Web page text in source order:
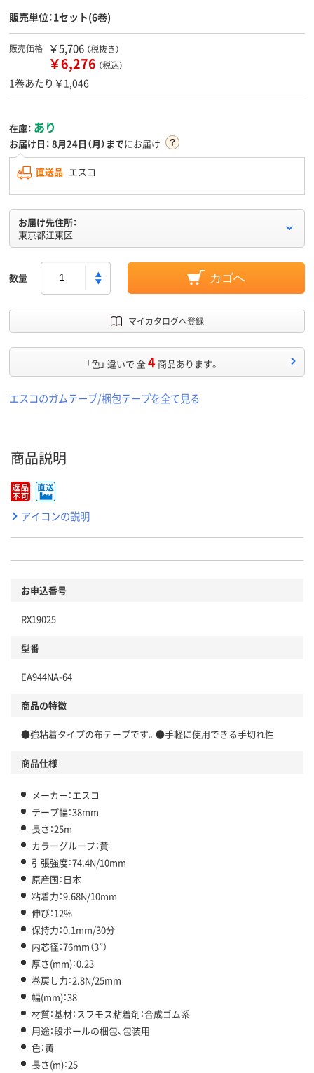
販売単位：1セット(6巻)
販売価格 ￥5,706 （税抜き）
￥6,276 （税込）
1巻あたり￥1,046
在庫： あり
お届け日： 8月24日（月）までにお届け
直送品 エスコ
お届け先住所：
東京都江東区
数量 カゴへ
マイカタログへ登録
「色」 違いで 全4 商品あります。
エスコのガムテープ/梱包テープを全て見る
商品説明
アイコンの説明
お申込番号
RX19025
型番
EA944NA-64
商品の特徴
●強粘着タイプの布テープです。●手軽に使用できる手切れ性
商品仕様
メーカー：エスコ
テープ幅：38mm
長さ：25m
カラーグループ：黄
引張強度：74.4N/10mm
原産国：日本
粘着力：9.68N/10mm
伸び：12%
保持力：0.1mm/30分
内芯径：76mm（3”）
厚さ(mm)：0.23
巻戻し力：2.8N/25mm
幅(mm)：38
材質：基材：スフモス粘着剤：合成ゴム系
用途：段ボールの梱包、包装用
色：黄
長さ(m)：25